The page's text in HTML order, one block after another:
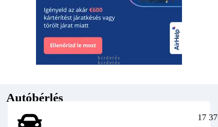
hirdetés
hirdetés
Autóbérlés
17